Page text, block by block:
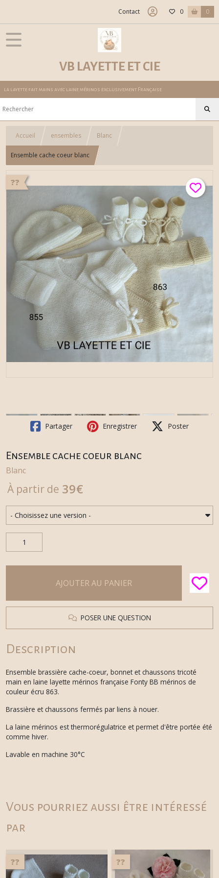
Contact 0 0
VB LAYETTE ET CIE
la layette fait mains avec laine mérinos exclusivement Française
Accueil ensembles Blanc
Ensemble cache coeur blanc
??
Partager Enregistrer Poster
Ensemble cache coeur blanc
Blanc
À partir de 39€
AJOUTER AU PANIER
POSER UNE QUESTION
Description
Ensemble brassière cache-coeur, bonnet et chaussons tricoté
main en laine layette mérinos française Fonty BB mérinos de
couleur écru 863.
Brassière et chaussons fermés par liens à nouer.
La laine mérinos est thermorégulatrice et permet d'être portée été
comme hiver.
Lavable en machine 30°C
Vous pourriez aussi être intéressé
par
?? ??